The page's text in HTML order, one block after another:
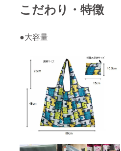
こだわり・特徴
●大容量